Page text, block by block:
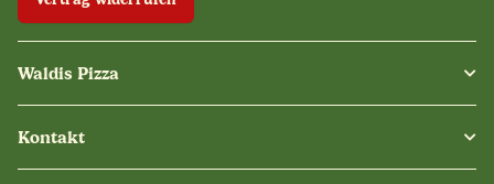
Waldis Pizza
Kontakt